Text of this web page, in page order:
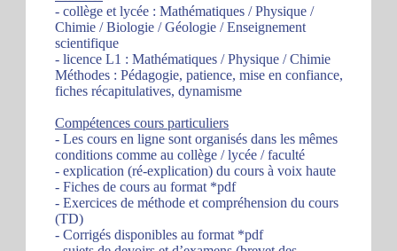
- collège et lycée : Mathématiques / Physique /
Chimie / Biologie / Géologie / Enseignement
scientifique
- licence L1 : Mathématiques / Physique / Chimie
Méthodes : Pédagogie, patience, mise en confiance,
fiches récapitulatives, dynamisme
Compétences cours particuliers
- Les cours en ligne sont organisés dans les mêmes
conditions comme au collège / lycée / faculté
- explication (ré-explication) du cours à voix haute
- Fiches de cours au format *pdf
- Exercices de méthode et compréhension du cours
(TD)
- Corrigés disponibles au format *pdf